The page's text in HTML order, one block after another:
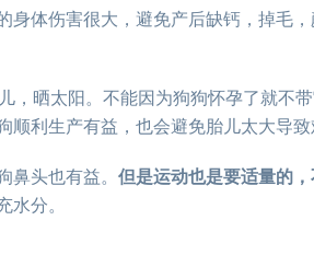
身体伤害很大，避免产后缺钙，掉毛
，晒太阳。不能因为狗狗怀孕了就不
利生产有益，也会避免胎儿太大导致
头也有益。 但是运动也是要适量的，
分。